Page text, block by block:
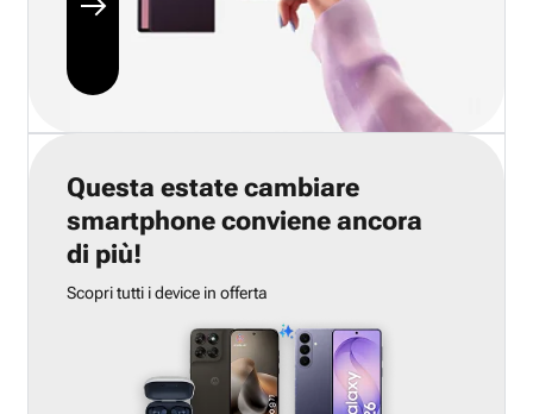
Questa estate cambiare
smartphone conviene ancora
di più!
Scopri tutti i device in offerta